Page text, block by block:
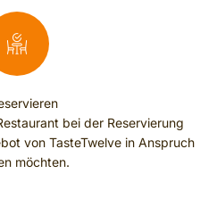
bei der Reservierung
von TasteTwelve in Anspruch
möchten.